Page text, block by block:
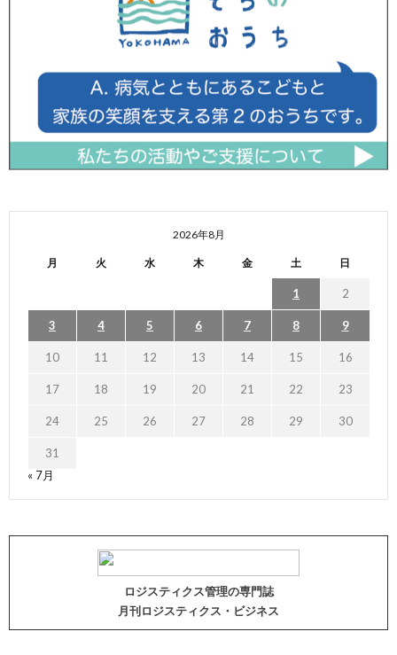
2026年8月
月 火 水 木 金 土 日
1 2
3 4 5 6 7 8 9
10 11 12 13 14 15 16
17 18 19 20 21 22 23
24 25 26 27 28 29 30
31
« 7月
ロジスティクス管理の専門誌
月刊ロジスティクス・ビジネス